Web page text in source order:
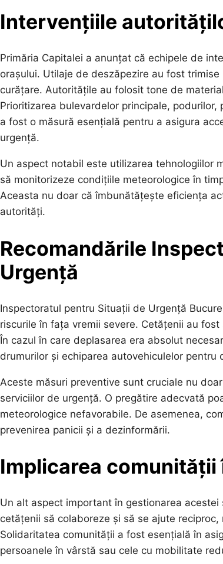
Intervențiile
Primăria Capitalei a anunțat că echipele de
orașului. Utilaje de deszăpezire au fost
curățare. Autoritățile au folosit tone de
Prioritizarea bulevardelor principale,
a fost o măsură esențială pentru a asigura
urgență.
Un aspect notabil este utilizarea tehnologiilor
să monitorizeze condițiile meteorologice în
Aceasta nu doar că îmbunătățește eficiența
autorități.
Recomandările
Urgență
Inspectoratul pentru Situații de Urgență
riscurile în fața vremii severe. Cetățenii au
În cazul în care deplasarea era absolut
drumurilor și echiparea autovehiculelor pentru
Aceste măsuri preventive sunt cruciale nu
serviciilor de urgență. O pregătire adecvată
meteorologice nefavorabile. De asemenea,
prevenirea panicii și a dezinformării.
Implicarea
Un alt aspect important în gestionarea
cetățenii să colaboreze și să se ajute
Solidaritatea comunității a fost esențială în
persoanele în vârstă sau cele cu mobilitate